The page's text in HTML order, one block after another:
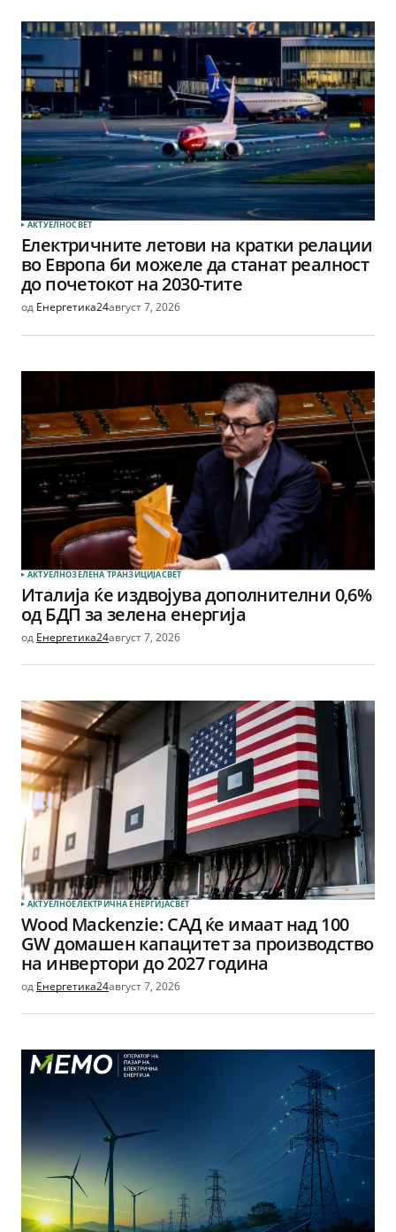
АКТУЕЛНОСВЕТ
Електричните летови на кратки релации
во Европа би можеле да станат реалност
до почетокот на 2030-тите
од Енергетика24август 7, 2026
АКТУЕЛНОЗЕЛЕНА ТРАНЗИЦИЈАСВЕТ
Италија ќе издвојува дополнителни 0,6%
од БДП за зелена енергија
од Енергетика24август 7, 2026
АКТУЕЛНОЕЛЕКТРИЧНА ЕНЕРГИЈАСВЕТ
Wood Mackenzie: САД ќе имаат над 100
GW домашен капацитет за производство
на инвертори до 2027 година
од Енергетика24август 7, 2026